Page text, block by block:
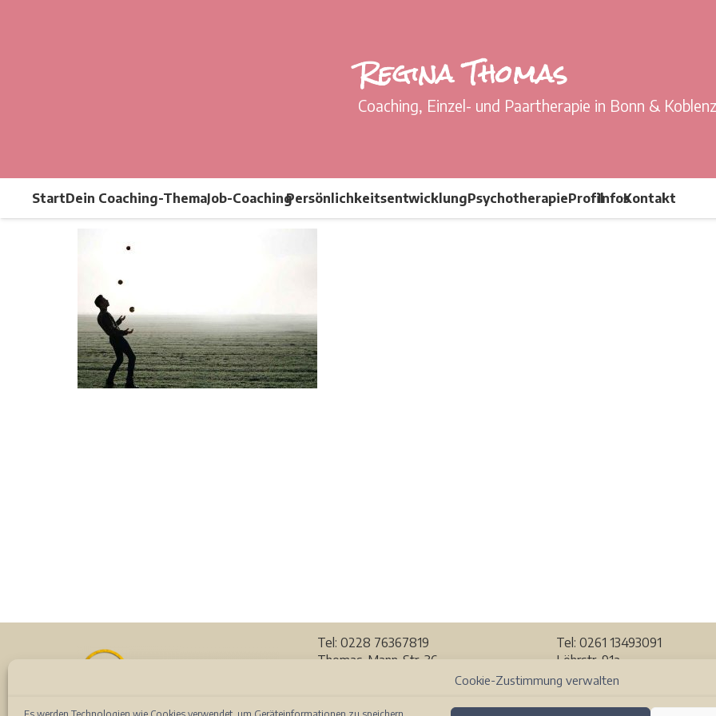
Cookie-Zustimmung verwalten
Regina Thomas
Coaching, Einzel- und Paartherapie in Bonn & Koblenz
StartDein Coaching-ThemaJob-CoachingPersönlichkeitsentwicklungPsychotherapieProfilInfosKontakt
Tel: 0228 76367819
Thomas-Mann-Str. 36
Tel: 0261 13493091
Löhrstr. 91a
56068 Koblenz